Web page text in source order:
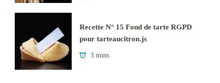
Recette N° 15 Fond de tarte RGPD
pour tarteaucitron.js
3 mins